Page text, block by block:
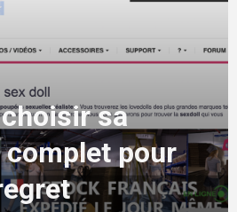
sa
complet pour